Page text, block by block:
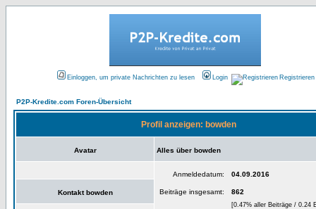
Einloggen, um private Nachrichten zu lesen Login Registrieren
P2P-Kredite.com Foren-Übersicht
Profil anzeigen: bowden
Avatar Alles über bowden
Anmeldedatum: 04.09.2016
Beiträge insgesamt: 862
[0.47% aller Beiträge / 0.24
Kontakt bowden